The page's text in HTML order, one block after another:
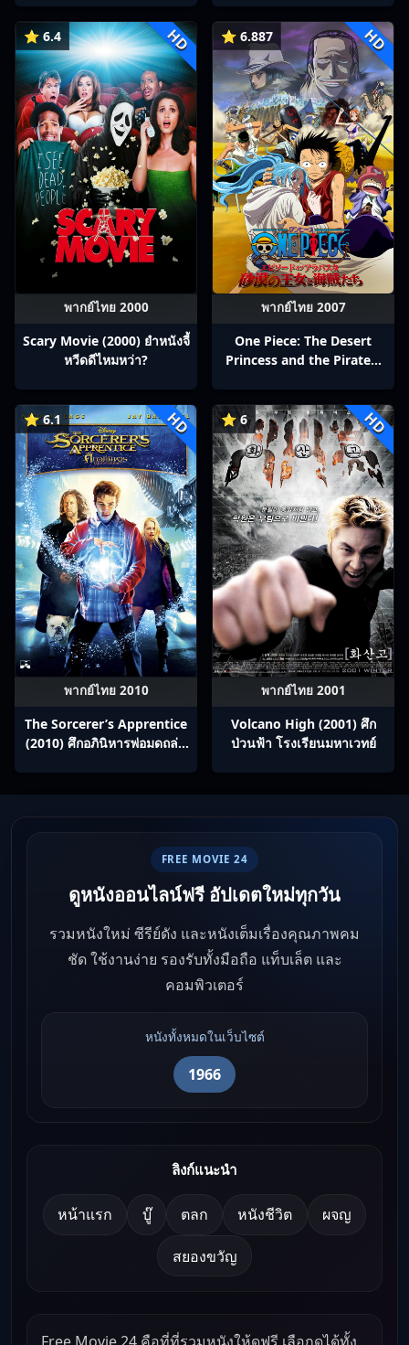
⭐ 6.4 HD
พากย์ไทย 2000
Scary Movie (2000) ยำหนังจี้​
หวีดดีไหมหว่า?
⭐ 6.887 HD
พากย์ไทย 2007
One Piece: The Desert
Princess and the Pirates:
เจ้าหญิงแห่งทะเลทรายและ
โจรสลัด
⭐ 6.1 HD
พากย์ไทย 2010
The Sorcerer’s Apprentice
(2010) ศึกอภินิหารพ่อมดถล่ม
⭐ 6 HD
พากย์ไทย 2001
Volcano High (2001) ศึก
ป่วนฟ้า โรงเรียนมหาเวทย์
FREE MOVIE 24
ดูหนังออนไลน์ฟรี อัปเดตใหม่ทุกวัน
รวมหนังใหม่ ซีรีย์ดัง และหนังเต็มเรื่องคุณภาพคม
ชัด ใช้งานง่าย รองรับทั้งมือถือ แท็บเล็ต และ
คอมพิวเตอร์
หนังทั้งหมดในเว็บไซต์
1966
ลิงก์แนะนำ
หน้าแรก บู๊ ตลก หนังชีวิต ผจญ
สยองขวัญ